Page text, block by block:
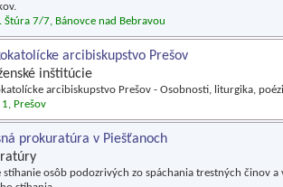
Štúra 7/7, Bánovce nad Bebravou
arcibiskupstvo Prešov
inštitúcie
arcibiskupstvo Prešov - Osobnosti, liturgika,
Prešov
prokuratúra v Piešťanoch
stíhanie osôb podozrivých zo spáchania trestných činov